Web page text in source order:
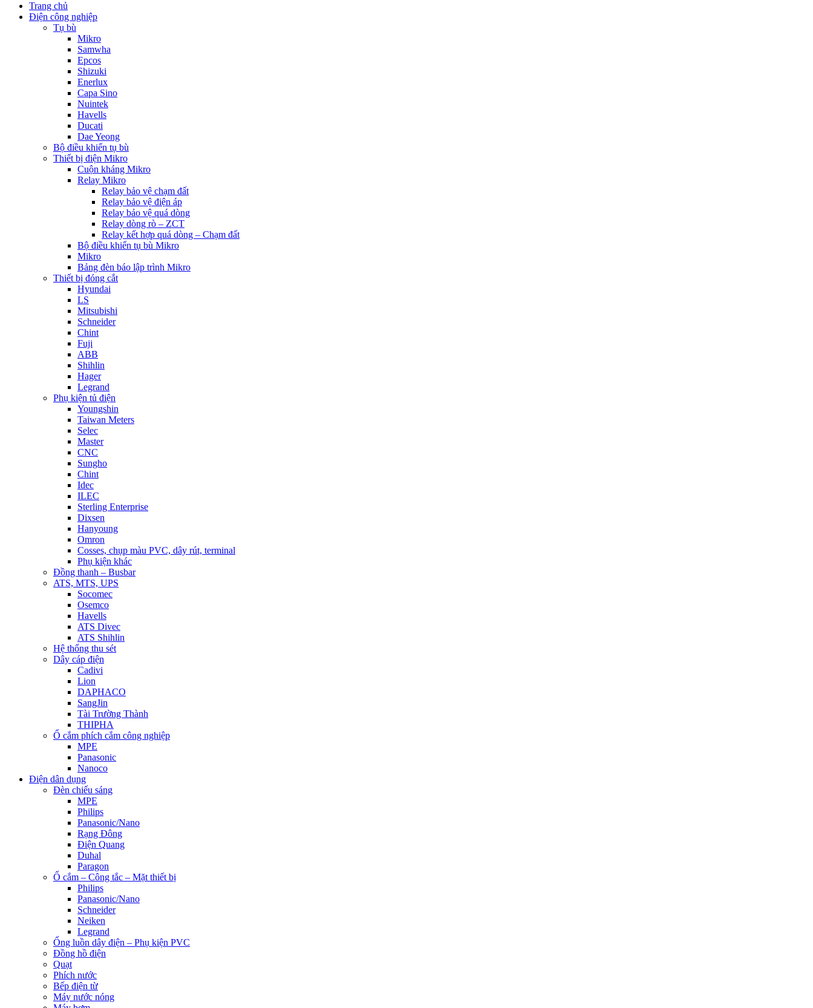
Trang chủ
Điện công nghiệp
Tụ bù
Mikro
Samwha
Epcos
Shizuki
Enerlux
Capa Sino
Nuintek
Havells
Ducati
Dae Yeong
Bộ điều khiển tụ bù
Thiết bị điện Mikro
Cuộn kháng Mikro
Relay Mikro
Relay bảo vệ chạm đất
Relay bảo vệ điện áp
Relay bảo vệ quá dòng
Relay dòng rò – ZCT
Relay kết hợp quá dòng – Chạm đất
Bộ điều khiển tụ bù Mikro
Mikro
Bảng đèn báo lập trình Mikro
Thiết bị đóng cắt
Hyundai
LS
Mitsubishi
Schneider
Chint
Fuji
ABB
Shihlin
Hager
Legrand
Phụ kiện tủ điện
Youngshin
Taiwan Meters
Selec
Master
CNC
Sungho
Chint
Idec
ILEC
Sterling Enterprise
Dixsen
Hanyoung
Omron
Cosses, chụp màu PVC, dây rút, terminal
Phụ kiện khác
Đồng thanh – Busbar
ATS, MTS, UPS
Socomec
Osemco
Havells
ATS Divec
ATS Shihlin
Hệ thống thu sét
Dây cáp điện
Cadivi
Lion
DAPHACO
SangJin
Tài Trường Thành
THIPHA
Ổ cắm phích cắm công nghiệp
MPE
Panasonic
Nanoco
Điện dân dụng
Đèn chiếu sáng
MPE
Philips
Panasonic/Nano
Rạng Đông
Điện Quang
Duhal
Paragon
Ổ cắm – Công tắc – Mặt thiết bị
Philips
Panasonic/Nano
Schneider
Neiken
Legrand
Ống luồn dây điện – Phụ kiện PVC
Đồng hồ điện
Quạt
Phích nước
Bếp điện từ
Máy nước nóng